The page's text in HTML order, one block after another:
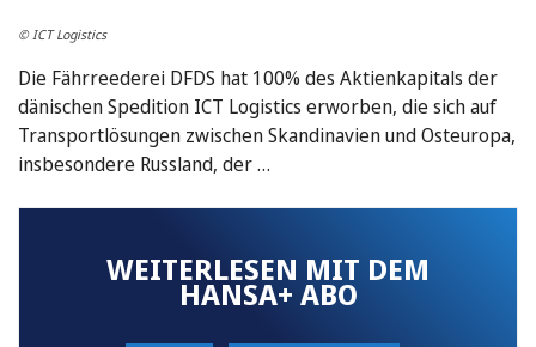
© ICT Logistics
Die Fährreederei DFDS hat 100% des Aktienkapitals der
dänischen Spedition ICT Logistics erworben, die sich auf
Transportlösungen zwischen Skandinavien und Osteuropa,
insbesondere Russland, der …
WEITERLESEN MIT DEM
HANSA+ ABO